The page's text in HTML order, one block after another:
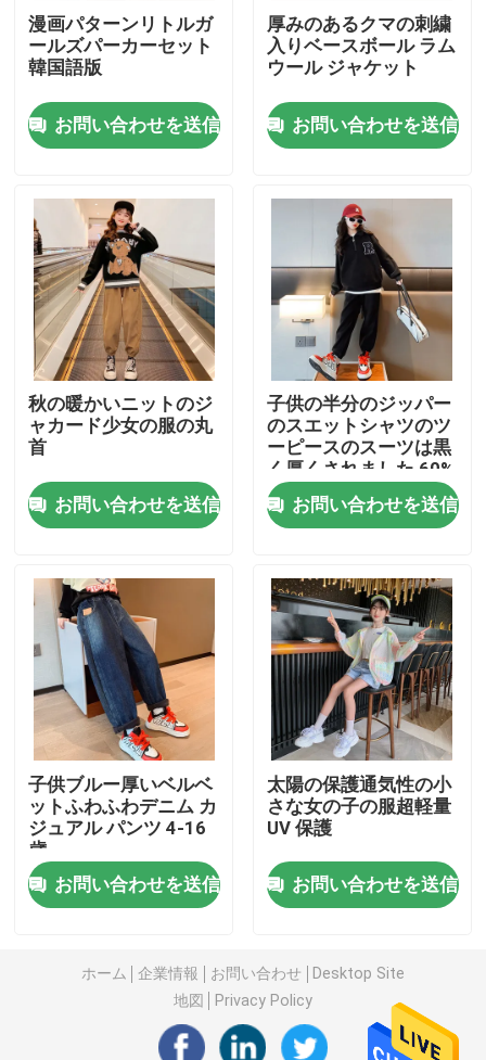
プロダクト
私達について
工場旅行
品質管理
接触米国
ファッション子供服
小さな女の子の服
十代の男の子の服
暖かい子供用コート
子供用パンツ
トレンディな子供服
子供用カーディガンセーター
キッズサンプロテクションウェア
漫画パターンリトルガ
ールズパーカーセット
韓国語版
お問い合わせを送信
厚みのあるクマの刺繍
入りベースボール ラム
ウール ジャケット
お問い合わせを送信
秋の暖かいニットのジ
ャカード少女の服の丸
首
お問い合わせを送信
子供の半分のジッパー
のスエットシャツのツ
ーピースのスーツは黒
く厚くされました 60%
の綿 40% のポリエス
テルお問い合わせを送信
子供ブルー厚いベルベ
ットふわふわデニム カ
ジュアル パンツ 4-16
歳
お問い合わせを送信
太陽の保護通気性の小
さな女の子の服超軽量
UV 保護
お問い合わせを送信
ホーム 企業情報 お問い合わせ
Desktop Site
地図
Privacy Policy